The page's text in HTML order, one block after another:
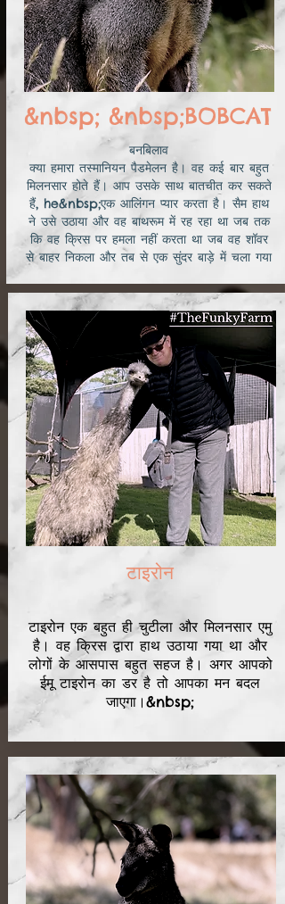
&nbsp; &nbsp;BOBCAT
बनबिलाव
क्या हमारा तस्मानियन पैडमेलन है। वह कई बार बहुत
मिलनसार होते हैं। आप उसके साथ बातचीत कर सकते
हैं, he&nbsp;एक आलिंगन प्यार करता है। सैम हाथ
ने उसे उठाया और वह बाथरूम में रह रहा था जब तक
कि वह क्रिस पर हमला नहीं करता था जब वह शॉवर
से बाहर निकला और तब से एक सुंदर बाड़े में चला गया
टाइरोन
टाइरोन एक बहुत ही चुटीला और मिलनसार एमु
है। वह क्रिस द्वारा हाथ उठाया गया था और
लोगों के आसपास बहुत सहज है। अगर आपको
ईमू टाइरोन का डर है तो आपका मन बदल
जाएगा।&nbsp;